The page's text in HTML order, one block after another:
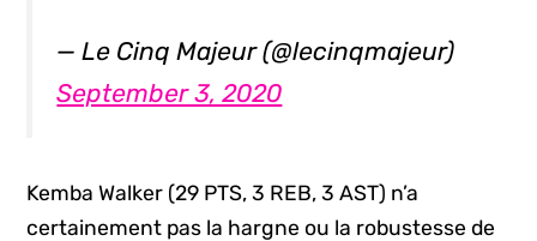
— Le Cinq Majeur (@lecinqmajeur)
September 3, 2020
Kemba Walker (29 PTS, 3 REB, 3 AST) n’a
certainement pas la hargne ou la robustesse de